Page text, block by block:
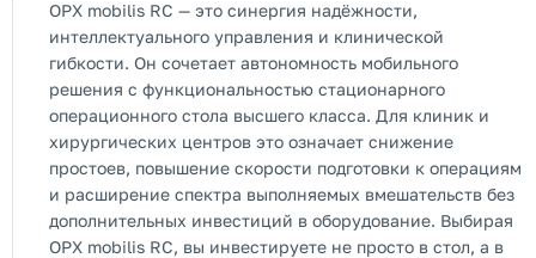
OPX mobilis RC — это синергия надёжности,
интеллектуального управления и клинической
гибкости. Он сочетает автономность мобильного
решения с функциональностью стационарного
операционного стола высшего класса. Для клиник и
хирургических центров это означает снижение
простоев, повышение скорости подготовки к операциям
и расширение спектра выполняемых вмешательств без
дополнительных инвестиций в оборудование. Выбирая
OPX mobilis RC, вы инвестируете не просто в стол, а в